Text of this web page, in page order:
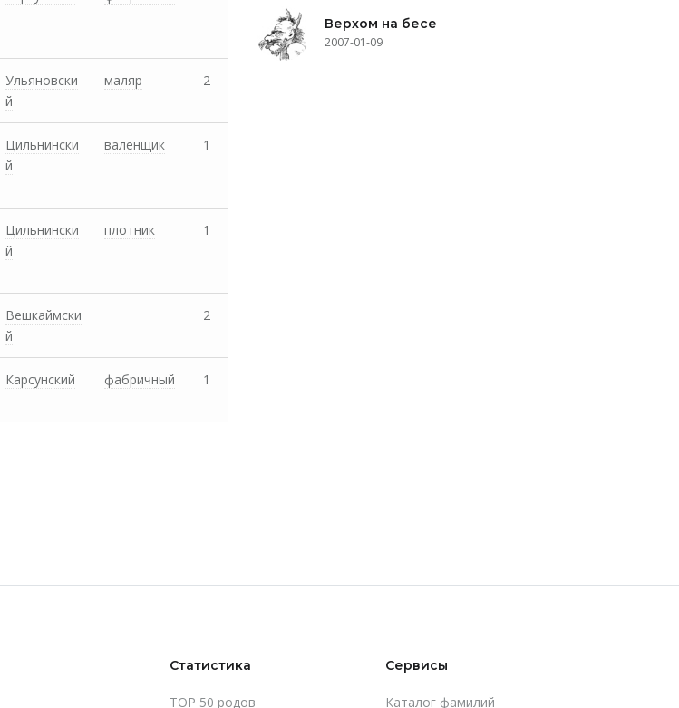
Ульяновски
й
маляр 2
Цильнински
й
валенщик 1
Цильнински
й
плотник 1
Вешкаймски
й
2
Карсунский фабричный 1
Верхом на бесе
2007-01-09
Статистика
TOP 50 родов
Сервисы
Каталог фамилий